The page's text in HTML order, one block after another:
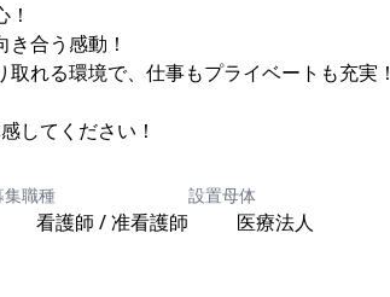
合う感動！
れる環境で、仕事もプライベートも充実！
してください！
集職種
看護師 / 准看護師
設置母体
医療法人